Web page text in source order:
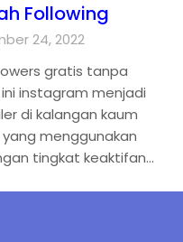
Following
24, 2022
gratis tanpa
instagram menjadi
di kalangan kaum
menggunakan
tingkat keaktifan…